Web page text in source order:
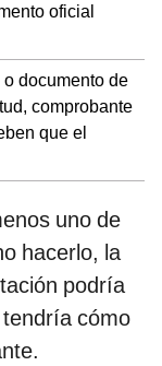
oficial
documento de
comprobante
que el
uno de
hacerlo, la
podría
tendría cómo